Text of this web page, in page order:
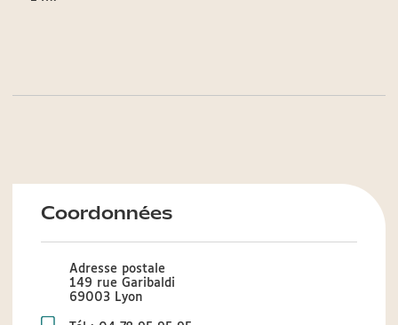
Coordonnées
Adresse postale
149 rue Garibaldi
69003 Lyon